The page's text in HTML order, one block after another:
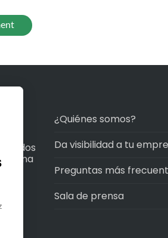
todos
¿Quiénes somos?
Da visibilidad a tu
Preguntas más
Sala de prensa